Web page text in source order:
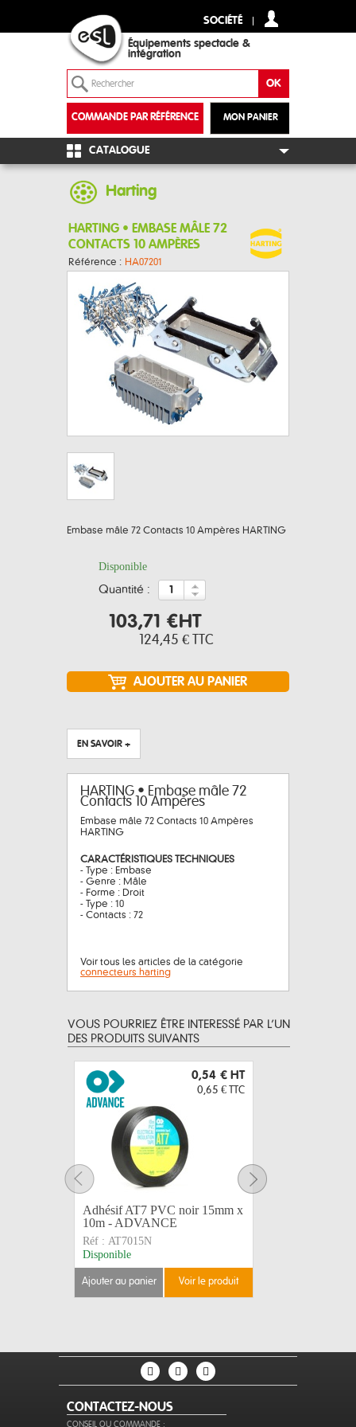
SOCIÉTÉ
Équipements spectacle &
intégration
MON PANIER
COMMANDE PAR RÉFÉRENCE
+
CATALOGUE
Harting
HARTING • EMBASE MÂLE 72
CONTACTS 10 AMPÈRES
Référence : HA07201
Embase mâle 72 Contacts 10 Ampères HARTING
Disponible
quantité :
103,71 €HT
124,45 € TTC
EN SAVOIR +
HARTING • Embase mâle 72
Contacts 10 Ampères
Embase mâle 72 Contacts 10 Ampères
HARTING
CARACTÉRISTIQUES TECHNIQUES
- Type : Embase
- Genre : Mâle
- Forme : Droit
- Type : 10
- Contacts : 72
Voir tous les articles de la catégorie
connecteurs harting
VOUS POURRIEZ ÊTRE INTERESSÉ PAR L’UN
DES PRODUITS SUIVANTS
0,54 € HT
0,65 € TTC
Adhésif AT7 PVC noir 15mm x
10m - ADVANCE
Réf : AT7015N
Disponible
ajouter au panier voir le produit
CONTACTEZ-NOUS
CONSEIL OU COMMANDE :